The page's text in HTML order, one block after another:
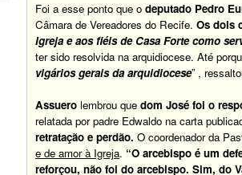
Foi a esse ponto que o deputado Pedro
Câmara de Vereadores do Recife. Os dois
Igreja e aos fiéis de Casa Forte como
ter sido resolvida na arquidiocese. Até
vigários gerais da arquidiocese” ,
Assuero lembrou que dom José foi o
relatada por padre Edwaldo na carta
retratação e perdão. O coordenador da
e de amor à Igreja. “O arcebispo é um
reforçou, não foi do arcebispo. Sim, do